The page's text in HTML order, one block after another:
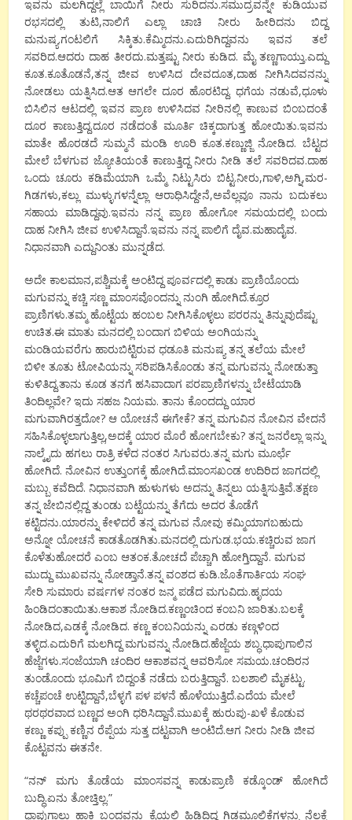
ಇವನು ಮಲಗಿದ್ದಲ್ಲೆ ಬಾಯಿಗೆ ನೀರು ಸುರಿದನು.ಸಮುದ್ರವನ್ನೇ ಕುಡಿಯುವ
ರಭಸದಲ್ಲಿ ತುಟಿ,ನಾಲಿಗೆ ಎಲ್ಲಾ ಚಾಚಿ ನೀರು ಹೀರಿದನು ಬಿದ್ದ
ಮನುಷ್ಯ.ಗಂಟಲಿಗೆ ಸಿಕ್ಕಿತು.ಕೆಮ್ಮಿದನು.ಎದುರಿಗಿದ್ದವನು ಇವನ ತಲೆ
ಸವರಿದ.ಆದರು ದಾಹ ತೀರದು.ಮತ್ತಷ್ಟು ನೀರು ಕುಡಿದ. ಮೈ ತಣ್ಣಗಾಯ್ತು.ಎದ್ದು
ಕೂತ.ಕೂತೊಡನೆ,ತನ್ನ ಜೀವ ಉಳಿಸಿದ ದೇವದೂತ,ದಾಹ ನೀಗಿಸಿದವನನ್ನು
ನೋಡಲು ಯತ್ನಿಸಿದ.ಆತ ಆಗಲೇ ದೂರ ಹೊರಟಿದ್ದ. ಧಗೆಯ ನಡುವೆ,ಧೂಳು
ಬಿಸಿಲಿನ ಆಟದಲ್ಲಿ ಇವನ ಪ್ರಾಣ ಉಳಿಸಿದವ ನೀರಿನಲ್ಲಿ ಕಾಣುವ ಬಿಂಬದಂತೆ
ದೂರ ಕಾಣುತ್ತಿದ್ದ.ದೂರ ನಡೆದಂತೆ ಮೂರ್ತಿ ಚಿಕ್ಕದಾಗುತ್ತ ಹೋಯಿತು.ಇವನು
ಮಾತೇ ಹೊರಡದೆ ಸುಮ್ಮನೆ ಮಂಡಿ ಊರಿ ಕೂತ.ಕಣ್ಣುಜ್ಜಿ ನೋಡಿದ. ಬೆಟ್ಟದ
ಮೇಲೆ ಬೆಳಗುವ ಜ್ಯೋತಿಯಂತೆ ಕಾಣುತ್ತಿದ್ದ ನೀರು ನೀಡಿ ತಲೆ ಸವರಿದವ.ದಾಹ
ಒಂದು ಚೂರು ಕಡಿಮೆಯಾಗಿ ಒಮ್ಮೆ ನಿಟ್ಟುಸಿರು ಬಿಟ್ಟ.ನೀರು,ಗಾಳಿ,ಅಗ್ನಿ,ಮರ-
ಗಿಡಗಳು,ಕಲ್ಲು ಮುಳ್ಳುಗಳನ್ನೆಲ್ಲಾ ಆರಾಧಿಸಿದ್ದೇನೆ,ಅವೆಲ್ಲವೂ ನಾನು ಬದುಕಲು
ಸಹಾಯ ಮಾಡಿದ್ದವು.ಇವನು ನನ್ನ ಪ್ರಾಣ ಹೋಗೋ ಸಮಯದಲ್ಲಿ ಬಂದು
ದಾಹ ನೀಗಿಸಿ ಜೀವ ಉಳಿಸಿದ್ದಾನೆ.ಇವನು ನನ್ನ ಪಾಲಿಗೆ ದೈವ.ಮಹಾದೈವ.
ನಿಧಾನವಾಗಿ ಎದ್ದುನಿಂತು ಮುನ್ನಡೆದ.
ಅದೇ ಕಾಲಮಾನ,ಪಶ್ಚಿಮಕ್ಕೆ ಅಂಟಿದ್ದ ಪೂರ್ವದಲ್ಲಿ ಕಾಡು ಪ್ರಾಣಿಯೊಂದು
ಮಗುವನ್ನು ಕಚ್ಚಿ ಸಣ್ಣ ಮಾಂಸವೊಂದನ್ನು ನುಂಗಿ ಹೋಗಿದೆ.ಕ್ರೂರ
ಪ್ರಾಣಿಗಳು.ತಮ್ಮ ಹೊಟ್ಟೆಯ ಹಂಬಲ ನೀಗಿಸಿಕೊಳ್ಳಲು ಪರರನ್ನು ತಿನ್ನುವುದೆಷ್ಟು
ಉಚಿತ.ಈ ಮಾತು ಮನದಲ್ಲಿ ಬಂದಾಗ ಬಿಳಿಯ ಅಂಗಿಯನ್ನು
ಮಂಡಿಯವರೆಗು ಹಾರುಬಿಟ್ಟಿರುವ ಧಡೂತಿ ಮನುಷ್ಯ ತನ್ನ ತಲೆಯ ಮೇಲೆ
ಬಿಳೀ ತೂತು ಟೋಪಿಯನ್ನು ಸರಿಪಡಿಸಿಕೊಂಡು ತನ್ನ ಮಗುವನ್ನು ನೋಡುತ್ತಾ
ಕುಳಿತಿದ್ದ.ತಾನು ಕೂಡ ತನಗೆ ಹಸಿವಾದಾಗ ಪರಪ್ರಾಣಿಗಳನ್ನು ಬೇಟೆಯಾಡಿ
ತಿಂದಿಲ್ಲವೇ? ಇದು ಸಹಜ ನಿಯಮ. ತಾನು ಕೊಂದದ್ದು ಯಾರ
ಮಗುವಾಗಿರತ್ತದೋ? ಆ ಯೋಚನೆ ಈಗೇಕೆ? ತನ್ನ ಮಗುವಿನ ನೋವಿನ ವೇದನೆ
ಸಹಿಸಿಕೊಳ್ಳಲಾಗುತ್ತಿಲ್ಲ,ಅದಕ್ಕೆ ಯಾರ ಮೊರೆ ಹೋಗಬೇಕು? ತನ್ನ ಜನರೆಲ್ಲಾ ಇನ್ನು
ನಾಲ್ಕೈದು ಹಗಲು ರಾತ್ರಿ ಕಳೆದ ನಂತರ ಸಿಗುವರು.ತನ್ನ ಮಗು ಮೂರ್ಛೆ
ಹೋಗಿದೆ. ನೋವಿನ ಉತ್ತುಂಗಕ್ಕೆ ಹೋಗಿದೆ.ಮಾಂಸಖಂಡ ಉದಿರಿದ ಜಾಗದಲ್ಲಿ
ಮಬ್ಬು ಕವೆದಿದೆ. ನಿಧಾನವಾಗಿ ಹುಳುಗಳು ಅದನ್ನು ತಿನ್ನಲು ಯತ್ನಿಸುತ್ತಿವೆ.ತಕ್ಷಣ
ತನ್ನ ಜೇಬಿನಲ್ಲಿದ್ದ ತುಂಡು ಬಟ್ಟೆಯನ್ನು ತೆಗೆದು ಅದರ ತೊಡೆಗೆ
ಕಟ್ಟಿದನು.ಯಾರನ್ನು ಕೇಳಿದರೆ ತನ್ನ ಮಗುವ ನೋವು ಕಮ್ಮಿಯಾಗಬಹುದು
ಅನ್ನೋ ಯೋಚನೆ ಕಾಡತೊಡಗಿತು.ಮನದಲ್ಲಿ ದುಗುಡ.ಭಯ.ಕಚ್ಚಿರುವ ಜಾಗ
ಕೊಳೆತುಹೋದರೆ ಎಂಬ ಆತಂಕ.ತೋಚದೆ ಪೆಚ್ಚಾಗಿ ಹೋಗ್ತಿದ್ದಾನೆ. ಮಗುವ
ಮುದ್ದು ಮುಖವನ್ನು ನೋಡ್ತಾನೆ.ತನ್ನ ವಂಶದ ಕುಡಿ.ಜೊತೆಗಾರ್ತಿಯ ಸಂಘ
ಸೇರಿ ಸುಮಾರು ವರ್ಷಗಳ ನಂತರ ಜನ್ಮ ಪಡೆದ ಮಗುವಿದು.ಹೃದಯ
ಹಿಂಡಿದಂತಾಯಿತು.ಆಕಾಶ ನೋಡಿದ.ಕಣ್ಣಂಚಿಂದ ಕಂಬನಿ ಜಾರಿತು.ಬಲಕ್ಕೆ
ನೋಡಿದ,ಎಡಕ್ಕೆ ನೋಡಿದ. ಕಣ್ಣ ಕಂಬನಿಯನ್ನು ಎರಡು ಕಣ್ಗಳಿಂದ
ತಳ್ಳಿದ.ಎದುರಿಗೆ ಮಲಗಿದ್ದ ಮಗುವನ್ನು ನೋಡಿದ.ಹೆಜ್ಜೆಯ ಶಬ್ಧ.ಧಾಪುಗಾಲಿನ
ಹೆಜ್ಜೆಗಳು.ಸಂಜೆಯಾಗಿ ಚಂದಿರ ಆಕಾಶವನ್ನ ಆವರಿಸೋ ಸಮಯ.ಚಂದಿರನ
ತುಂಡೊಂದು ಭೂಮಿಗೆ ಬಿದ್ದಂತೆ ನಡೆದು ಬರುತ್ತಿದ್ದಾನೆ. ಬಲಶಾಲಿ ಮೈಕಟ್ಟು.
ಕಚ್ಚೆಪಂಚೆ ಉಟ್ಟಿದ್ದಾನೆ,ಬೆಳ್ಳಗೆ ಪಳ ಪಳನೆ ಹೊಳೆಯುತ್ತಿದೆ.ಎದೆಯ ಮೇಲೆ
ಥರಥರವಾದ ಬಣ್ಣದ ಅಂಗಿ ಧರಿಸಿದ್ದಾನೆ.ಮುಖಕ್ಕೆ ಹುರುಪು-ಖಳೆ ಕೊಡುವ
ಕಣ್ಣು ಕಪ್ಪು ಕಣ್ಣಿನ ರೆಪ್ಪೆಯ ಸುತ್ತ ದಟ್ಟವಾಗಿ ಅಂಟಿದೆ.ಆಗ ನೀರು ನೀಡಿ ಜೀವ
ಕೊಟ್ಟವನು ಈತನೇ.
“ನನ್ ಮಗು ತೊಡೆಯ ಮಾಂಸವನ್ನ ಕಾಡುಪ್ರಾಣಿ ಕಡ್ಕೊಂಡ್ ಹೋಗಿದೆ
ಬುದ್ಧಿ.ಏನು ತೋಚ್ತಿಲ್ಲ.”
ಧಾಪುಗಾಲು ಹಾಕಿ ಬಂದವನು ಕೈಯಲ್ಲಿ ಹಿಡಿದಿದ್ದ ಗಿಡಮೂಲಿಕೆಗಳನ್ನು ನೆಲಕ್ಕೆ